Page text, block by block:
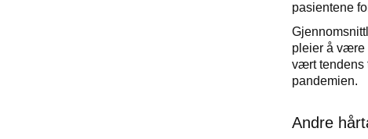
pasientene
pleier å være
vært tendens
pandemien.
Andre